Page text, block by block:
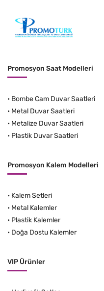
Promosyon Saat Modelleri
• Bombe Cam Duvar Saatleri
• Metal Duvar Saatleri
• Metalize Duvar Saatleri
• Plastik Duvar Saatleri
Promosyon Kalem Modelleri
• Kalem Setleri
• Metal Kalemler
• Plastik Kalemler
• Doğa Dostu Kalemler
VIP Ürünler